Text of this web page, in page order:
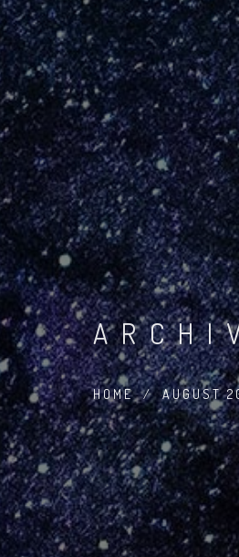
HOME / AUGUST